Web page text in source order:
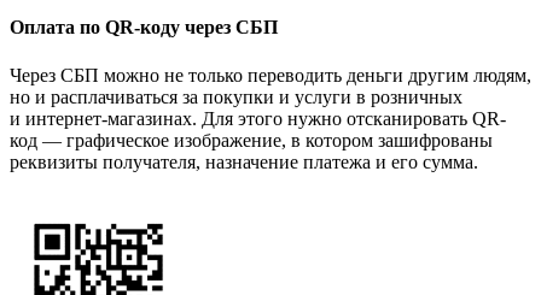
Оплата по QR-коду через СБП
Через СБП можно не только переводить деньги другим людям,
но и расплачиваться за покупки и услуги в розничных
и интернет-магазинах. Для этого нужно отсканировать QR-
код — графическое изображение, в котором зашифрованы
реквизиты получателя, назначение платежа и его сумма.